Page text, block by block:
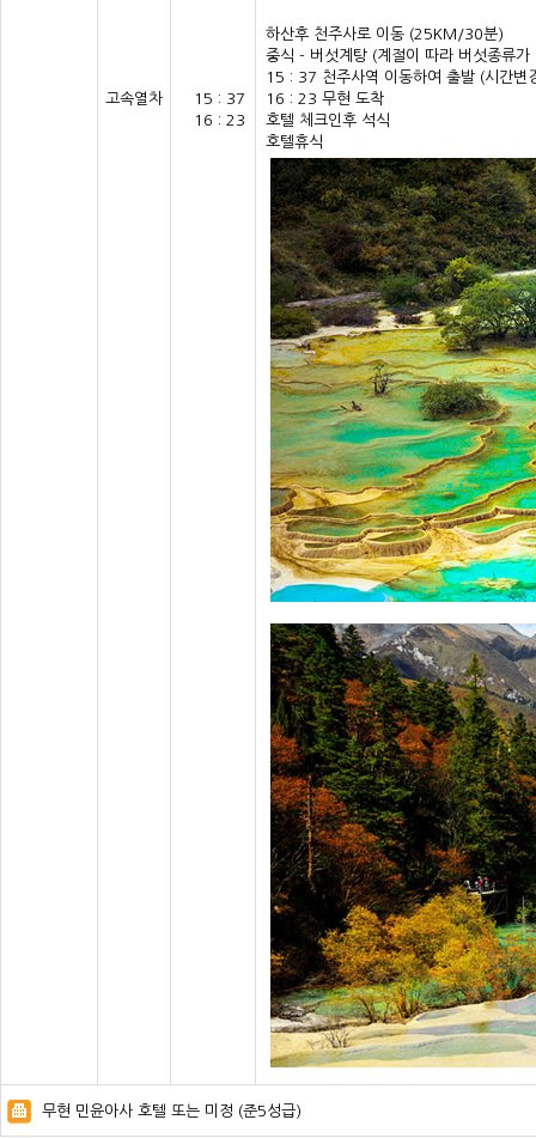
고속열차
15 : 37
16 : 23
하산후 천주사로 이동 (25KM/30분)
중식 - 버섯계탕 (계절이 따라 버섯종류
15 : 37 천주사역 이동하여 출발 (시간변
16 : 23 무현 도착
호텔 체크인후 석식
호텔휴식
무현 민윤아사 호텔 또는 미정 (준5성급)